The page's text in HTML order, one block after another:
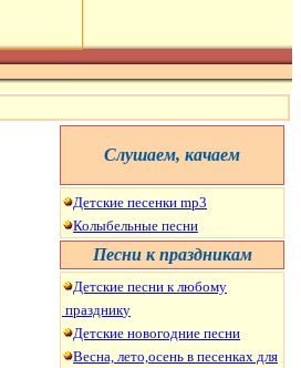
Cлушаем, качаем
Детские песенки mp3
Колыбельные песни
Песни к праздникам
Детские песни клюбому
празднику
Детские новогодние песни
Весна, лето,осень в песенках для